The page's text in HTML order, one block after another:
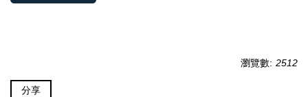
瀏覽數: 2512
分享